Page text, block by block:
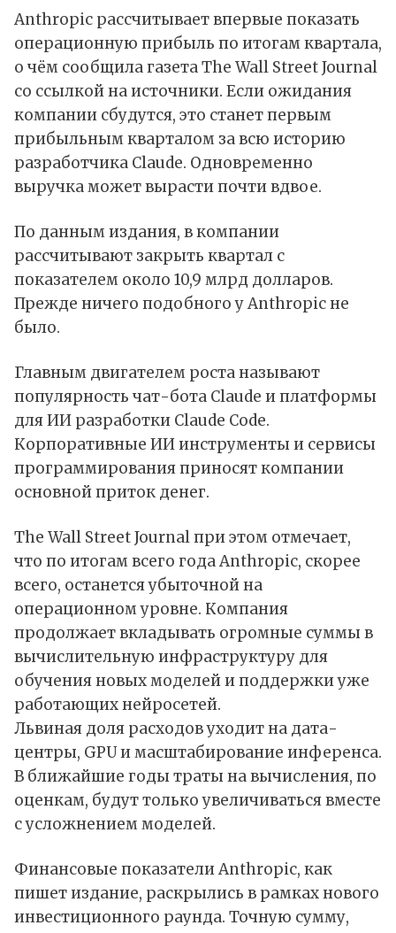
Anthropic рассчитывает впервые показать
операционную прибыль по итогам квартала,
о чём сообщилагазета The Wall Street Journal
со ссылкой на источники. Если ожидания
компании сбудутся, это станет первым
прибыльным кварталом за всю историю
разработчика Claude. Одновременно
выручка может вырасти почти вдвое.
По данным издания, в компании
рассчитывают закрыть квартал с
показателем около 10,9 млрд долларов.
Прежде ничего подобного у Anthropic не
было.
Главным двигателем роста называют
популярность чат-бота Claude и платформы
для ИИ разработки Claude Code.
Корпоративные ИИ инструменты и сервисы
программирования приносят компании
основной приток денег.
The Wall Street Journal при этом отмечает,
что по итогам всего года Anthropic, скорее
всего, останется убыточной на
операционном уровне. Компания
продолжает вкладывать огромные суммы в
вычислительную инфраструктуру для
обучения новых моделей и поддержки уже
работающих нейросетей.
Львиная доля расходов уходит на дата-
центры, GPU и масштабирование инференса.
В ближайшие годы траты на вычисления, по
оценкам, будут только увеличиваться вместе
с усложнением моделей.
Финансовые показатели Anthropic, как
пишет издание, раскрылись в рамках нового
инвестиционного раунда. Точную сумму,